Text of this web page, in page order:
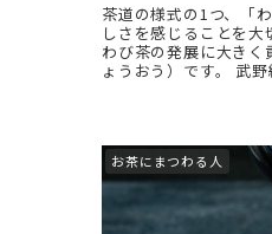
茶道の様式の1つ、「
しさを感じることを
わび茶の発展に大きく
ょうおう）です。 武
お茶にまつわる人